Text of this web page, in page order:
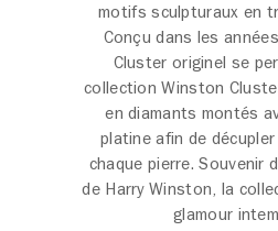
motifs sculpturaux en
Conçu dans les
Cluster originel se
collection Winston
en diamants montés
platine afin de
chaque pierre. Souvenir
de Harry Winston, la
glamour